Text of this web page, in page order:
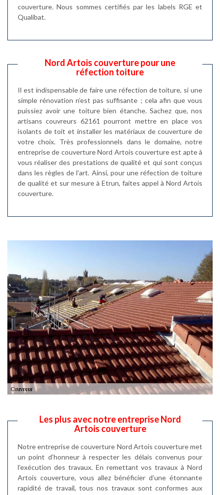
couverture. Nous sommes certifiés par les labels RGE et
Qualibat.
Nord Artois couverture pour une
réfection toiture
Il est indispensable de faire une réfection de toiture, si une
simple rénovation n’est pas suffisante ; cela afin que vous
puissiez avoir une toiture bien étanche. Sachez que, nos
artisans couvreurs 62161 pourront mettre en place vos
isolants de toit et installer les matériaux de couverture de
votre choix. Très professionnels dans le domaine, notre
entreprise de couverture Nord Artois couverture est apte à
vous réaliser des prestations de qualité et qui sont conçus
dans les règles de l’art. Ainsi, pour une réfection de toiture
de qualité et sur mesure à Etrun, faites appel à Nord Artois
couverture.
Les plus avec notre entreprise Nord
Artois couverture
Notre entreprise de couverture Nord Artois couverture met
un point d’honneur à respecter les délais convenus pour
l’exécution des travaux. En remettant vos travaux à Nord
Artois couverture, vous allez bénéficier d’une étonnante
rapidité de travail, tous nos travaux sont conformes aux